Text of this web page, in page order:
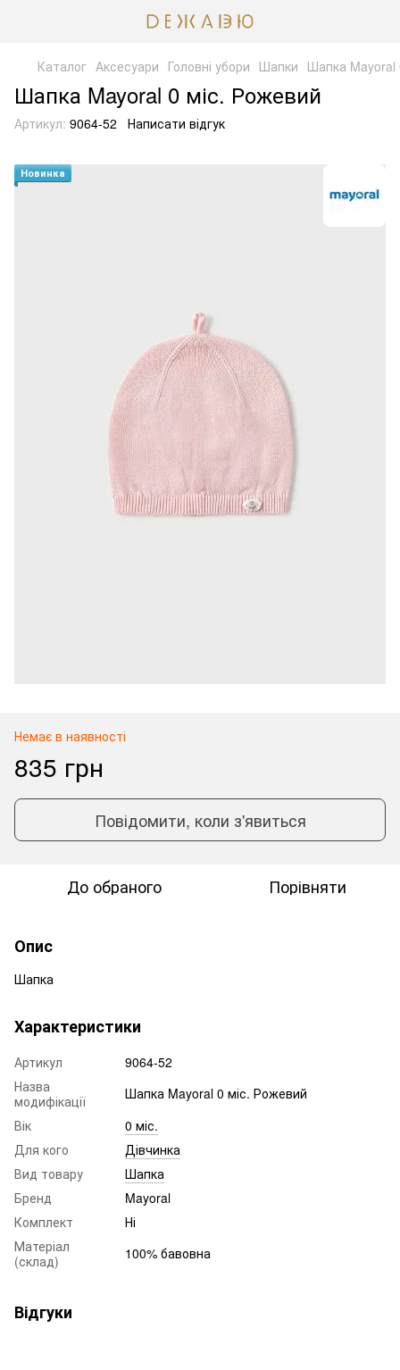
Каталог Аксесуари Головні убори Шапки Шапка Mayoral
Шапка Mayoral 0 міс. Рожевий
Артикул: 9064-52 Написати відгук
Новинка
Немає в наявності
835 грн
Повідомити, коли з'явиться
До обраного Порівняти
Опис
Шапка
Характеристики
Артикул
9064-52
Назва
модифікації
Шапка Mayoral 0 міс. Рожевий
Вік
0 міс.
Для кого
Дівчинка
Вид товару
Шапка
Бренд
Mayoral
Комплект
Ні
Матеріал
(склад)
100% бавовна
Відгуки